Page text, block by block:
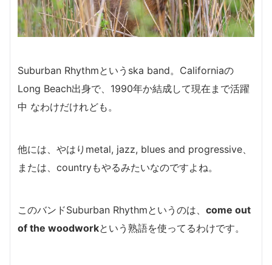
Suburban Rhythmというska band。 Californiaの
Long Beach出身で、1990年か結成して現在まで活躍
中 なわけだけれども。
他には、やはりmetal, jazz, blues and progressive、
または、countryもやるみたいなのですよね。
このバンドSuburban Rhythmというのは、 come out
of the woodworkという熟語を使ってるわけです。